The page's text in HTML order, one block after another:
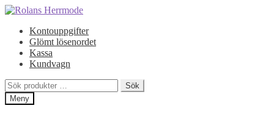
Hoppa
navigering
Hoppa
innehållKontouppgifter
Glömt lösenordet
Kassa
Kundvagn
Sök
efter:
Sök
Meny